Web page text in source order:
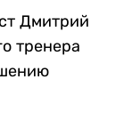
Дмитрий
тренера